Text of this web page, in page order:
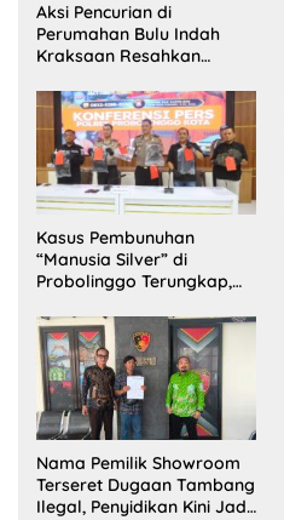
Aksi Pencurian di
Perumahan Bulu Indah
Kraksaan Resahkan
Kasus Pembunuhan
“Manusia Silver” di
Probolinggo Terungkap,
Satu Buron
Nama Pemilik Showroom
Terseret Dugaan Tambang
Ilegal, Penyidikan Kini Jadi